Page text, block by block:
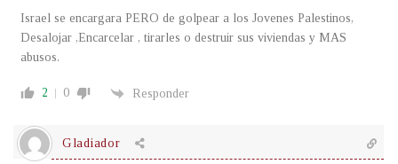
Israel se encargara PERO de golpear a los Jovenes Palestinos,
Desalojar ,Encarcelar , tirarles o destruir sus viviendas y MAS
abusos.
2 0 Responder
Gladiador